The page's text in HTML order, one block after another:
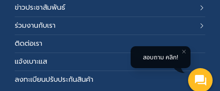
ข่าวประชาสัมพันธ์
ร่วมงานกับเรา
ติดต่อเรา
แจ้งเบาะแส
ลงทะเบียนปรับประกันสินค้า
สอบถาม คลิก!